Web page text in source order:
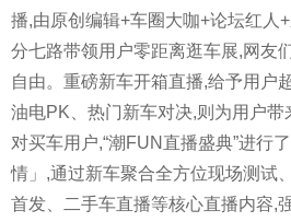
播,由原创编辑+车圈大咖+论坛红人
分七路带领用户零距离逛车展,网友
自由。重磅新车开箱直播,给予用户
油电PK 、热门新车对决,则为用户
对买车用户,“潮FUN直播盛典”进行
情」,通过新车聚合全方位现场测试
首发、二手车直播等核心直播内容,